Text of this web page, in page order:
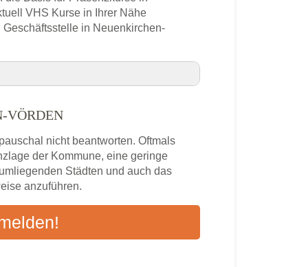
VHS Kurse in Ihrer Nähe
in Neuenkirchen-
VÖRDEN
nicht beantworten. Oftmals
der Kommune, eine geringe
Städten und auch das
anzuführen.